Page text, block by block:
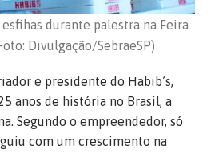
durante palestra na Feira
Divulgação/SebraeSP)
e presidente do Habib’s,
anos de história no Brasil, a
Segundo o empreendedor, só
com um crescimento na